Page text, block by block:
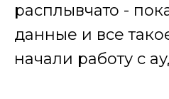
расплывчато -
данные и все
начали работу с